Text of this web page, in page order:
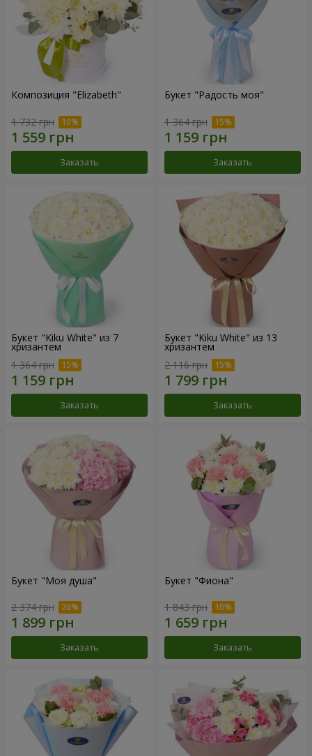
Композиция "Elizabeth"
1 732 грн
Заказать
Букет "Радость моя"
1 364 грн
Заказать
Букет "Kiku White" из 7
хризантем
1 364 грн
Заказать
Букет "Kiku White" из 13
хризантем
2 116 грн
Заказать
Букет "Моя душа"
2 374 грн
Заказать
Букет "Фиона"
1 843 грн
Заказать